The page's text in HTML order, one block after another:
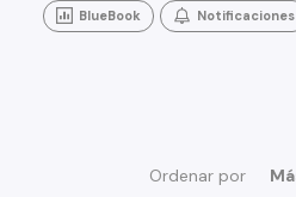
BlueBook Notificaciones
Ordenar por